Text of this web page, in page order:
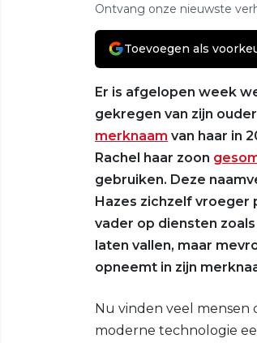
Ontvang onze nieuwste
Toevoegen als
Er is afgelopen week
gekregen van zijn
merknaam van haar in
Rachel haar zoon
gebruiken. Deze
Hazes zichzelf vroeger
vader op diensten
laten vallen, maar
opneemt in zijn
Nu vinden veel mensen
moderne technologie